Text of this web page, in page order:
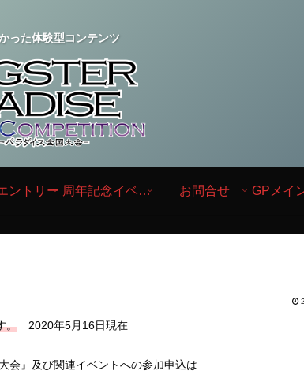
った体験型コンテンツ
ントリー 周年記念イベント群 お問合せ
。 2020年5月16日現在
会』及び関連イベントへの参加申込は